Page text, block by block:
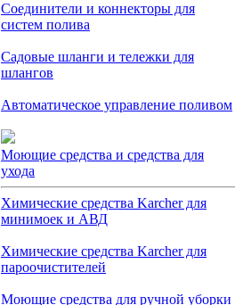
Соединители и коннекторы для
систем полива
Садовые шланги и тележки для
шлангов
Автоматическое управление поливом
Моющие средства и средства для
ухода
Химические средства Karcher для
минимоек и АВД
Химические средства Karcher для
пароочистителей
Моющие средства для ручной уборки